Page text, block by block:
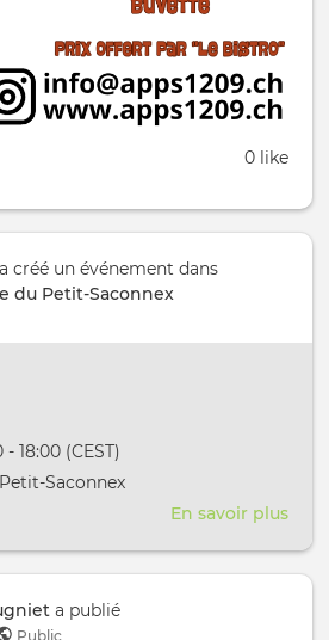
0 like
a créé un événement dans
du Petit-Saconnex
18:00 (CEST)
lieu au / à
Saconnex
En savoir plus
a publié
Public